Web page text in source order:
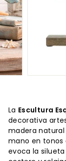
La Escultura
decorativa
madera
mano en tonos
evoca la